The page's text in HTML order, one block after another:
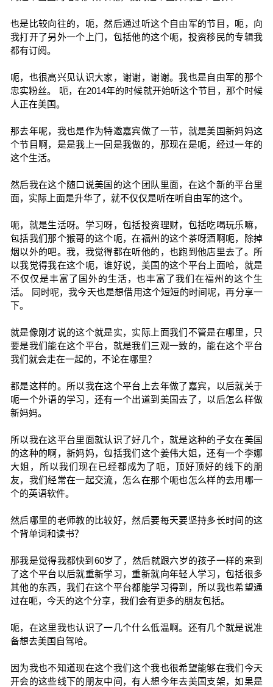
也是比较向往的，呃，然后通过听这个自由军的节目，呃，向
我打开了另外一个上门，包括他的这个呃，投资移民的专辑我
都有订阅。
呃，也很高兴见认识大家，谢谢，谢谢。我也是自由军的那个
忠实粉丝。 呃，在2014年的时候就开始听这个节目，那个时候
人正在美国。
那去年呢，我也是作为特邀嘉宾做了一节，就是美国新妈妈这
个节目啊，是是我上一回是我做的，那现在是呃，经过一年的
这个生活。
然后我在这个随口说美国的这个团队里面，在这个新的平台里
面，实际上面是升华了，就不仅仅是听在听自由军的这个。
呃，就是生活呀。学习呀，包括投资理财，包括吃喝玩乐嘛，
包括我们那个猴哥的这个呃，在福州的这个茶呀酒啊呃，除掉
烟以外的吧。我，我觉得都在听他的，也跑到他店里去了。所
以我觉得我在这个呃，谁好说，美国的这个平台上面哈，就是
不仅仅是丰富了国外的生活，也丰富了我们在福州的这个生
活。 同时呢，我今天也是想借用这个短短的时间呢，再分享一
下。
就是像刚才说的这个就是实，实际上面我们不管是在哪里，只
要是我们能在这个平台，就是我们三观一致的，能在这个平台
我们就会走在一起的，不论在哪里？
都是这样的。所以我在这个平台上去年做了嘉宾，以后就关于
呃一个外语的学习，还有一个出道到美国去了，以后怎么样做
新妈妈。
所以我在这平台里面就认识了好几个，就是这种的子女在美国
的这种的啊，新妈妈，包括我们这个姜伟大姐，还有一个李娜
大姐，所以我们现在已经都成为了呃，顶好顶好的线下的朋
友，我们经常在一起交流，怎么在那个呃也怎么样的去用哪一
个的英语软件。
然后哪里的老师教的比较好，然后要每天要坚持多长时间的这
个背单词和读书？
那我是觉得我都快到60岁了，然后就跟六岁的孩子一样的来到
了这个平台以后就重新学习，重新就向年轻人学习，包括很多
其他的东西，我们在这个平台都能学习得到，所以我也希望通
过在呃，今天的这个分享，我们会有更多的朋友包括。
呃，在这里我也认识了一几个什么低温啊。还有几个就是说准
备想去美国自驾哈。
因为我也不知道现在这个我们这个我也很希望能够在我们今天
开会的这些线下的朋友中间，有人想今年去美国支架，如果是